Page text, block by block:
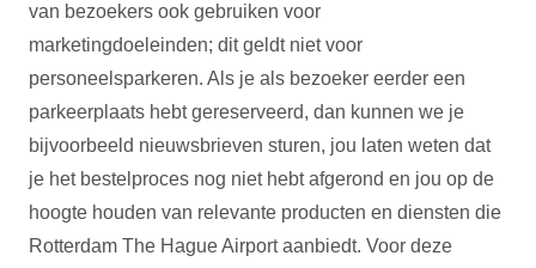
van bezoekers ook gebruiken voor
marketingdoeleinden; dit geldt niet voor
personeelsparkeren. Als je als bezoeker eerder een
parkeerplaats hebt gereserveerd, dan kunnen we je
bijvoorbeeld nieuwsbrieven sturen, jou laten weten dat
je het bestelproces nog niet hebt afgerond en jou op de
hoogte houden van relevante producten en diensten die
Rotterdam The Hague Airport aanbiedt. Voor deze